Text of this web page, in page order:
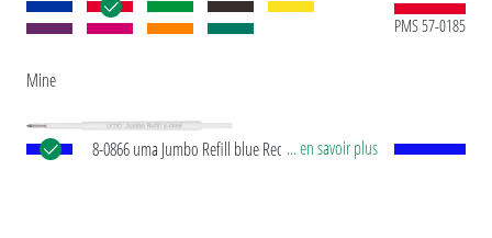
Version spéciale: Mix n’ Match : à partir de 2.000 pièces, le modèle peut être
combiné en couleur.
PMS 57-0185
Mine
8-0866 uma Jumbo Refill blue Recharge... en savoir plus